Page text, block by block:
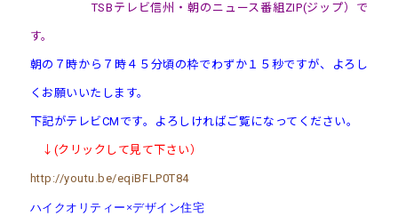
TSBテレビ信州・朝のニュース番組ZIP(ジップ）で
す。
朝の７時から７時４５分頃の枠でわずか１５秒ですが、よろし
くお願いいたします。
下記がテレビCMです。よろしければご覧になってください。
↓(クリックして見て下さい）
http://youtu.be/eqiBFLP0T84
ハイクオリティー×デザイン住宅